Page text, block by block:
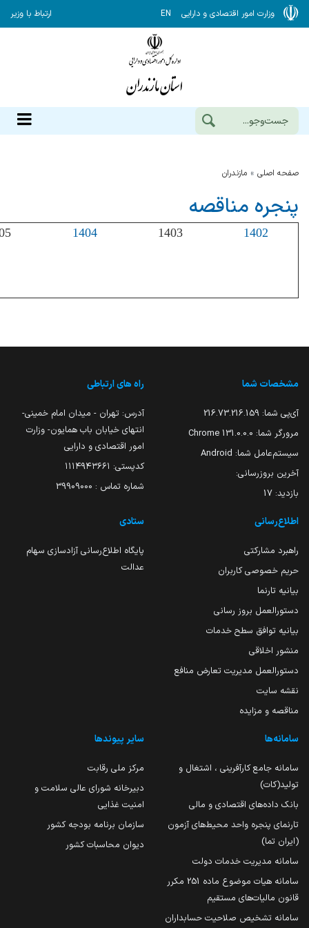
وزارت امور اقتصادی و دارایی EN ارتباط با وزیر
صفحه اصلی مازندران
پنجره مناقصه
1402
1403
1404
مشخصات شما
آی‌پی شما: 216.73.216.159
مرورگر شما: 131.0.0.0 Chrome
سیستم‌عامل شما: Android
آخرین بروزرسانی:
بازدید: 17
راه های ارتباطی
آدرس: تهران - میدان امام خمینی-
انتهای خیابان باب همایون- وزارت
امور اقتصادی و دارایی
کدپستی: ۱۱۱۴۹۴۳۶۶۱
شماره تماس : 39909000
اطلاع‌رسانی
راهبرد مشارکتی
حریم خصوصی کاربران
بیانیه تارنما
دستورالعمل بروز رسانی
بیانیه توافق سطح خدمات
منشور اخلاقی
دستورالعمل مدیریت تعارض منافع
نقشه سایت
مناقصه و مزایده
ستادی
پایگاه اطلاع‌رسانی آزادسازی سهام
عدالت
سامانه‌ها
سامانه جامع کارآفرینی ، اشتغال و
تولید(کات)
بانک داده‌های اقتصادی و مالی
تارنمای پنجره واحد محیط‌های آزمون
(ایران تما)
سامانه مدیریت خدمات دولت
سامانه هیات موضوع ماده 251 مکرر
قانون مالیات‌های مستقیم
سامانه تشخیص صلاحیت حسابداران
سایر پیوندها
مرکز ملی رقابت
دبیرخانه شورای عالی سلامت و
امنیت غذایی
سازمان برنامه بودجه کشور
دیوان محاسبات کشور